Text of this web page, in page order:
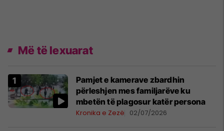
Më të lexuarat
Pamjet e kamerave zbardhin
përleshjen mes familjarëve ku
mbetën të plagosur katër persona
Kronika e Zezë 02/07/2026